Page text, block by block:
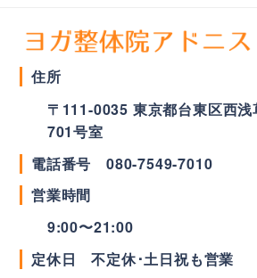
住所
〒 111-0035 東京都台東区西
701号室
電話番号 080-7549-7010
営業時間
9:00〜21:00
定休日 不定休･土日祝も営業